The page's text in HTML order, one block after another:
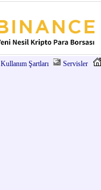
Kullanım Şartları Servisler